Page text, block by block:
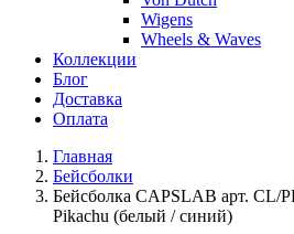
Wigens
Wheels & Waves
Коллекции
Блог
Доставка
Оплата
Главная
Бейсболки
Бейсболка CAPSLAB арт. CL/
Pikachu (белый / синий)